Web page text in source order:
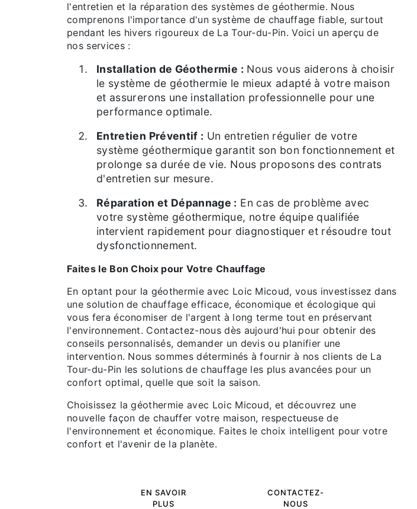
l'entretien et la réparation des systèmes de géothermie. Nous
comprenons l'importance d'un système de chauffage fiable, surtout
pendant les hivers rigoureux de La Tour-du-Pin. Voici un aperçu de
nos services :
Installation de Géothermie : Nous vous aiderons à choisir
le système de géothermie le mieux adapté à votre maison
et assurerons une installation professionnelle pour une
performance optimale.
Entretien Préventif : Un entretien régulier de votre
système géothermique garantit son bon fonctionnement et
prolonge sa durée de vie. Nous proposons des contrats
d'entretien sur mesure.
Réparation et Dépannage : En cas de problème avec
votre système géothermique, notre équipe qualifiée
intervient rapidement pour diagnostiquer et résoudre tout
dysfonctionnement.
Faites le Bon Choix pour Votre Chauffage
En optant pour la géothermie avec Loic Micoud, vous investissez dans
une solution de chauffage efficace, économique et écologique qui
vous fera économiser de l'argent à long terme tout en préservant
l'environnement. Contactez-nous dès aujourd'hui pour obtenir des
conseils personnalisés, demander un devis ou planifier une
intervention. Nous sommes déterminés à fournir à nos clients de La
Tour-du-Pin les solutions de chauffage les plus avancées pour un
confort optimal, quelle que soit la saison.
Choisissez la géothermie avec Loic Micoud, et découvrez une
nouvelle façon de chauffer votre maison, respectueuse de
l'environnement et économique. Faites le choix intelligent pour votre
confort et l'avenir de la planète.
EN SAVOIR
PLUS
CONTACTEZ-
NOUS